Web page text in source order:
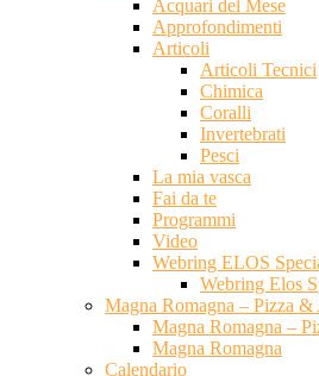
Acquari del Mese
Approfondimenti
Articoli
Articoli Tecnici
Chimica
Coralli
Invertebrati
Pesci
La mia vasca
Fai da te
Programmi
Video
Webring ELOS
Webring Elos
Magna Romagna – Pizza &
Magna Romagna –
Magna Romagna
Calendario